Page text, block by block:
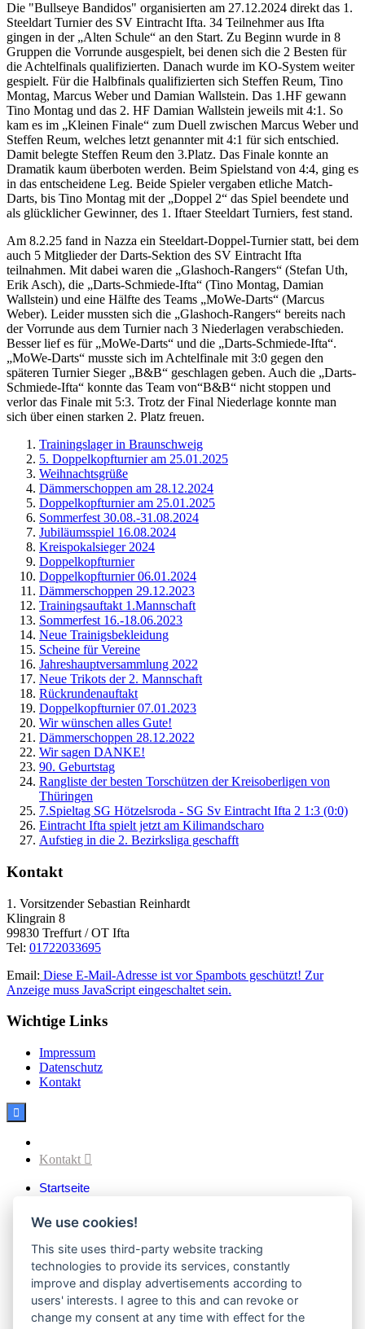
Die "Bullseye Bandidos" organisierten am 27.12.2024 direkt das 1.
Steeldart Turnier des SV Eintracht Ifta. 34 Teilnehmer aus Ifta
gingen in der „Alten Schule“ an den Start. Zu Beginn wurde in 8
Gruppen die Vorrunde ausgespielt, bei denen sich die 2 Besten für
die Achtelfinals qualifizierten. Danach wurde im KO-System weiter
gespielt. Für die Halbfinals qualifizierten sich Steffen Reum, Tino
Montag, Marcus Weber und Damian Wallstein. Das 1.HF gewann
Tino Montag und das 2. HF Damian Wallstein jeweils mit 4:1. So
kam es im „Kleinen Finale“ zum Duell zwischen Marcus Weber und
Steffen Reum, welches letzt genannter mit 4:1 für sich entschied.
Damit belegte Steffen Reum den 3.Platz. Das Finale konnte an
Dramatik kaum überboten werden. Beim Spielstand von 4:4, ging es
in das entscheidene Leg. Beide Spieler vergaben etliche Match-
Darts, bis Tino Montag mit der „Doppel 2“ das Spiel beendete und
als glücklicher Gewinner, des 1. Iftaer Steeldart Turniers, fest stand.
Am 8.2.25 fand in Nazza ein Steeldart-Doppel-Turnier statt, bei dem
auch 5 Mitglieder der Darts-Sektion des SV Eintracht Ifta
teilnahmen. Mit dabei waren die „Glashoch-Rangers“ (Stefan Uth,
Erik Asch), die „Darts-Schmiede-Ifta“ (Tino Montag, Damian
Wallstein) und eine Hälfte des Teams „MoWe-Darts“ (Marcus
Weber). Leider mussten sich die „Glashoch-Rangers“ bereits nach
der Vorrunde aus dem Turnier nach 3 Niederlagen verabschieden.
Besser lief es für „MoWe-Darts“ und die „Darts-Schmiede-Ifta“.
„MoWe-Darts“ musste sich im Achtelfinale mit 3:0 gegen den
späteren Turnier Sieger „B&B“ geschlagen geben. Auch die „Darts-
Schmiede-Ifta“ konnte das Team von“B&B“ nicht stoppen und
verlor das Finale mit 5:3. Trotz der Final Niederlage konnte man
sich über einen starken 2. Platz freuen.
Trainingslager in Braunschweig
5. Doppelkopfturnier am 25.01.2025
Weihnachtsgrüße
Dämmerschoppen am 28.12.2024
Doppelkopfturnier am 25.01.2025
Sommerfest 30.08.-31.08.2024
Jubiläumsspiel 16.08.2024
Kreispokalsieger 2024
Doppelkopfturnier
Doppelkopfturnier 06.01.2024
Dämmerschoppen 29.12.2023
Trainingsauftakt 1.Mannschaft
Sommerfest 16.-18.06.2023
Neue Trainigsbekleidung
Scheine für Vereine
Jahreshauptversammlung 2022
Neue Trikots der 2. Mannschaft
Rückrundenauftakt
Doppelkopfturnier 07.01.2023
Wir wünschen alles Gute!
Dämmerschoppen 28.12.2022
Wir sagen DANKE!
90. Geburtstag
Rangliste der besten Torschützen der Kreisoberligen von
Thüringen
7.Spieltag SG Hötzelsroda - SG Sv Eintracht Ifta 2 1:3 (0:0)
Eintracht Ifta spielt jetzt am Kilimandscharo
Aufstieg in die 2. Bezirksliga geschafft
Kontakt
1. Vorsitzender Sebastian Reinhardt
Klingrain 8
99830 Treffurt / OT Ifta
Tel: 01722033695
Email: Diese E-Mail-Adresse ist vor Spambots geschützt! Zur
Anzeige muss JavaScript eingeschaltet sein.
Wichtige Links
Impressum
Datenschutz
Kontakt

Kontakt 
Startseite
Verein
Vereinsvorstand
Vereinssatzung
Vereinsgeschichte
Downloads
Sektionen
Fußball
1. Mannschaften
We use cookies!
This site uses third-party website tracking
technologies to provide its services, constantly
improve and display advertisements according to
users' interests. I agree to this and can revoke or
change my consent at any time with effect for the